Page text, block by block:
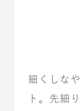
細くしな
ト。先細